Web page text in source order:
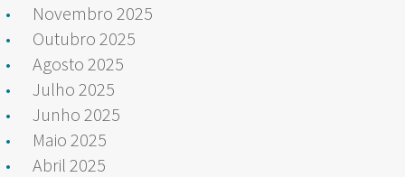
Novembro 2025
Outubro 2025
Agosto 2025
Julho 2025
Junho 2025
Maio 2025
Abril 2025